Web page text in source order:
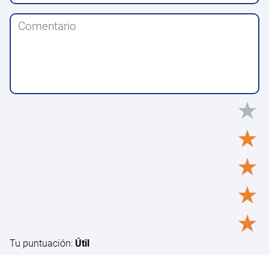
★
★
★
★
★
Tu puntuación: Útil